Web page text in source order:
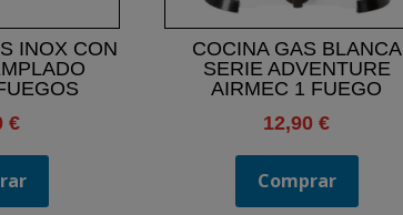
INOX CON
€
COCINA GAS BLANCA
SERIE ADVENTURE
AIRMEC 1 FUEGO
12,90€
Comprar